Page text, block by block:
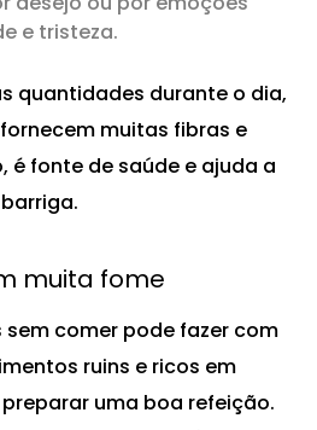
e tristeza.
quantidades durante o dia,
muitas fibras e
é fonte de saúde e ajuda a
muita fome
sem comer pode fazer com
ruins e ricos em
uma boa refeição.